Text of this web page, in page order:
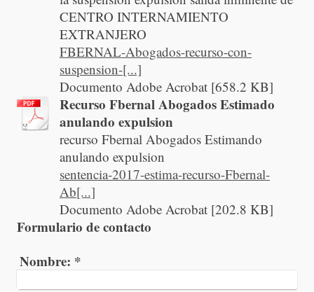
CENTRO INTERNAMIENTO
EXTRANJERO
FBERNAL-Abogados-recurso-con-
suspension-[...]
Documento Adobe Acrobat [658.2 KB]
Recurso Fbernal Abogados Estimado
anulando expulsion
recurso Fbernal Abogados Estimando
anulando expulsion
sentencia-2017-estima-recurso-Fbernal-
Ab[...]
Documento Adobe Acrobat [202.8 KB]
Formulario de contacto
Nombre: *